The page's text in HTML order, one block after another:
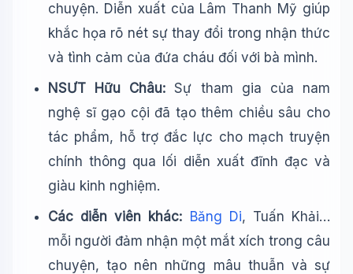
chuyện. Diễn xuất của Lâm Thanh Mỹ giúp
khắc họa rõ nét sự thay đổi trong nhận thức
và tình cảm của đứa cháu đối với bà mình.
NSƯT Hữu Châu: Sự tham gia của nam
nghệ sĩ gạo cội đã tạo thêm chiều sâu cho
tác phẩm, hỗ trợ đắc lực cho mạch truyện
chính thông qua lối diễn xuất đĩnh đạc và
giàu kinh nghiệm.
Các diễn viên khác: Băng Di, Tuấn Khải…
mỗi người đảm nhận một mắt xích trong câu
chuyện, tạo nên những mâu thuẫn và sự